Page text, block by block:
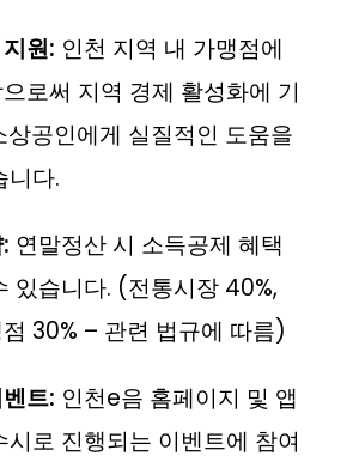
원: 인천 지역 내 가맹점에
로써 지역 경제 활성화에 기
상공인에게 실질적인 도움을
니다.
연말정산 시 소득공제 혜택
있습니다. (전통시장 40%,
30% – 관련 법규에 따름)
트: 인천e음 홈페이지 및 앱
시로 진행되는 이벤트에 참여